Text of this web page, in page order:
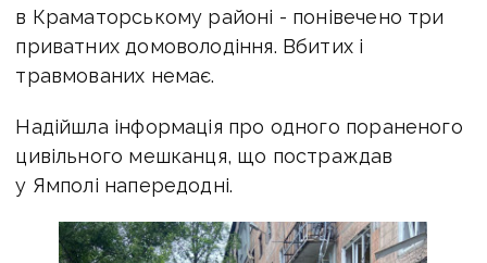
в Краматорському районі - понівечено три
приватних домоволодіння. Вбитих і
травмованих немає.
Надійшла інформація про одного пораненого
цивільного мешканця, що постраждав
у Ямполі напередодні.